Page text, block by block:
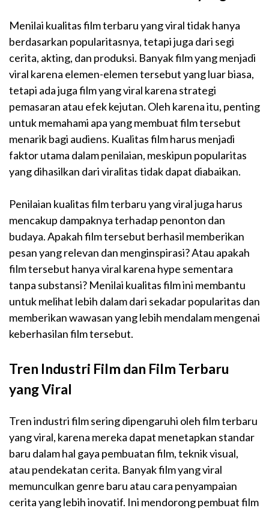
Menilai kualitas film terbaru yang viral tidak hanya
berdasarkan popularitasnya, tetapi juga dari segi
cerita, akting, dan produksi. Banyak film yang menjadi
viral karena elemen-elemen tersebut yang luar biasa,
tetapi ada juga film yang viral karena strategi
pemasaran atau efek kejutan. Oleh karena itu, penting
untuk memahami apa yang membuat film tersebut
menarik bagi audiens. Kualitas film harus menjadi
faktor utama dalam penilaian, meskipun popularitas
yang dihasilkan dari viralitas tidak dapat diabaikan.
Penilaian kualitas film terbaru yang viral juga harus
mencakup dampaknya terhadap penonton dan
budaya. Apakah film tersebut berhasil memberikan
pesan yang relevan dan menginspirasi? Atau apakah
film tersebut hanya viral karena hype sementara
tanpa substansi? Menilai kualitas film ini membantu
untuk melihat lebih dalam dari sekadar popularitas dan
memberikan wawasan yang lebih mendalam mengenai
keberhasilan film tersebut.
Tren Industri Film dan Film Terbaru
yang Viral
Tren industri film sering dipengaruhi oleh film terbaru
yang viral, karena mereka dapat menetapkan standar
baru dalam hal gaya pembuatan film, teknik visual,
atau pendekatan cerita. Banyak film yang viral
memunculkan genre baru atau cara penyampaian
cerita yang lebih inovatif. Ini mendorong pembuat film